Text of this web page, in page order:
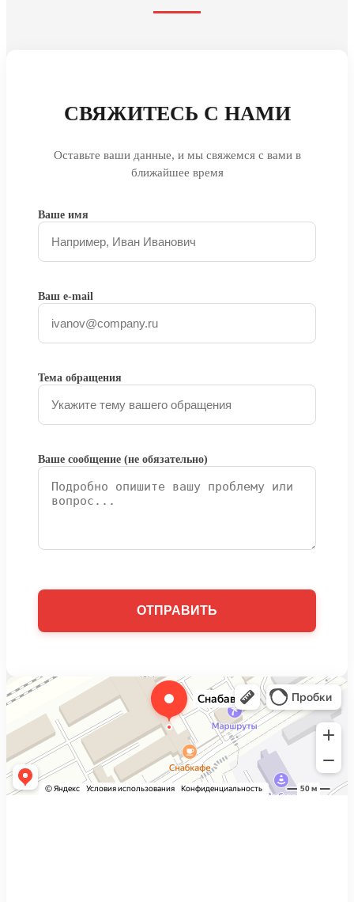
СВЯЖИТЕСЬ С НАМИ
Оставьте ваши данные, и мы свяжемся с вами в
ближайшее время
Ваше имя
Ваш e-mail
Тема обращения
Ваше сообщение (не обязательно)